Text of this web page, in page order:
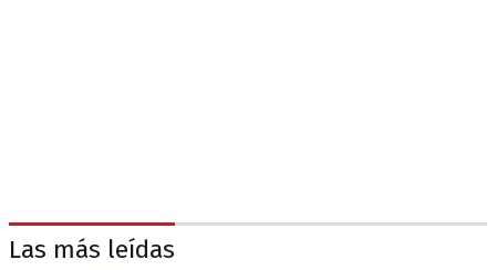
Las más leídas